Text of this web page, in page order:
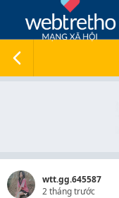
wtt.gg.645587
2 tháng trước